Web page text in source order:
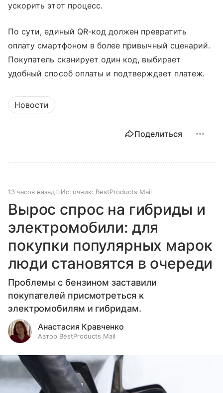
ускорить этот процесс.
По сути, единый QR-код должен превратить
оплату смартфоном в более привычный сценарий.
Покупатель сканирует один код, выбирает
удобный способ оплаты и подтверждает платеж.
Новости
Поделиться
13 часов назад Источник: BestProducts Mail
Вырос спрос на гибриды и
электромобили: для
покупки популярных марок
люди становятся в очереди
Проблемы с бензином заставили
покупателей присмотреться к
электромобилям и гибридам.
Анастасия Кравченко
Автор BestProducts Mail